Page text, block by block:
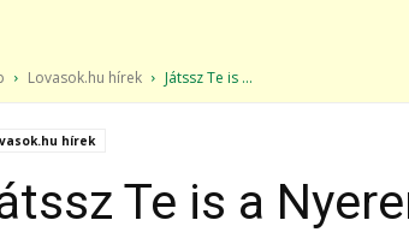
Lovasok.hu hírek Játssz Te is ...
hírek
Te is a